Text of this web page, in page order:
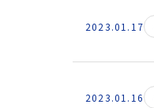
2023.01.17
2023.01.16